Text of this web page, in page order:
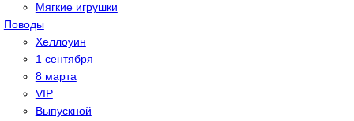
Мягкие игрушки
Поводы
Хеллоуин
1 сентября
8 марта
VIP
Выпускной